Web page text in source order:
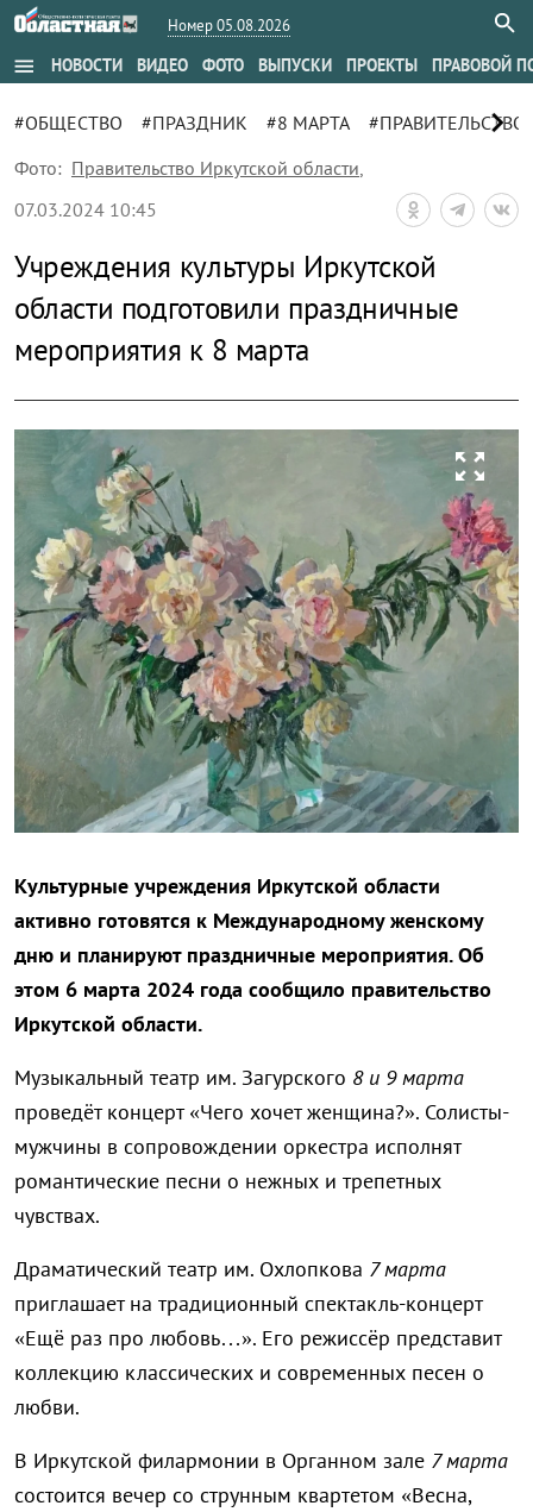
Номер 05.08.2026
menu НОВОСТИ ВИДЕО ФОТО ВЫПУСКИ ПРОЕКТЫ ПРАВОВОЙ
#ОБЩЕСТВО #ПРАЗДНИК #8 МАРТА #ПРАВИТЕЛЬСТВО
chevron_right
Фото: Правительство Иркутской области,
07.03.2024 10:45
Учреждения культуры Иркутской
области подготовили праздничные
мероприятия к 8 марта
zoom_out_map
Культурные учреждения Иркутской области
активно готовятся к Международному женскому
дню и планируют праздничные мероприятия. Об
этом 6 марта 2024 года сообщило правительство
Иркутской области.
Музыкальный театр им. Загурского 8 и 9 марта
проведёт концерт «Чего хочет женщина?». Солисты-
мужчины в сопровождении оркестра исполнят
романтические песни о нежных и трепетных
чувствах.
Драматический театр им. Охлопкова 7 марта
приглашает на традиционный спектакль-концерт
«Ещё раз про любовь…». Его режиссёр представит
коллекцию классических и современных песен о
любви.
В Иркутской филармонии в Органном зале 7 марта
состоится вечер со струнным квартетом «Весна,